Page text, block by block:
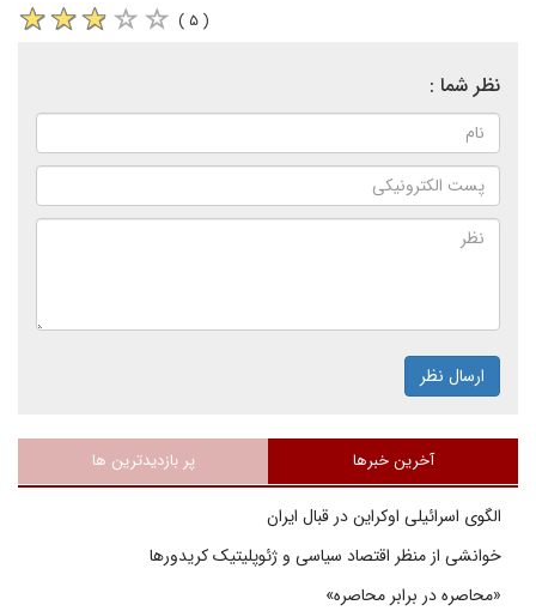
( ۵ )
نظر شما :
ارسال نظر
آخرین خبرها پر بازدیدترین ها
الگوی اسرائیلی اوکراین در قبال ایران
خوانشی از منظر اقتصاد سیاسی و ژئوپلیتیک کریدورها
«محاصره در برابر محاصره»